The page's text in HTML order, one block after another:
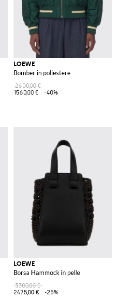
LOEWE
Bomber in poliestere
2600,00 €
1560,00 €
-40%
LOEWE
Borsa Hammock in pelle
3300,00 €
2475,00 €
-25%